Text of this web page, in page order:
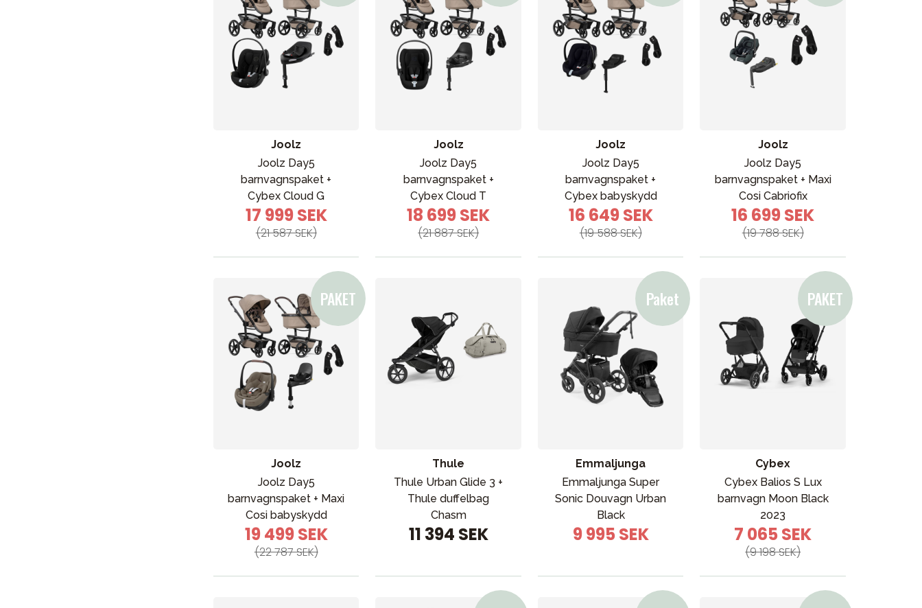
Joolz
Joolz Day5
barnvagnspaket +
Cybex Cloud G
17 999 SEK
(21 587 SEK)
Joolz
Joolz Day5
barnvagnspaket +
Cybex Cloud T
18 699 SEK
(21 887 SEK)
Joolz
Joolz Day5
barnvagnspaket +
Cybex babyskydd
16 649 SEK
(19 588 SEK)
Joolz
Joolz Day5
barnvagnspaket + Maxi
Cosi Cabriofix
16 699 SEK
(19 788 SEK)
Joolz
Joolz Day5
barnvagnspaket + Maxi
Cosi babyskydd
19 499 SEK
(22 787 SEK)
Thule
Thule Urban Glide 3 +
Thule duffelbag
Chasm
11 394 SEK
Emmaljunga
Emmaljunga Super
Sonic Douvagn Urban
Black
9 995 SEK
Cybex
Cybex Balios S Lux
barnvagn Moon Black
2023
7 065 SEK
(9 198 SEK)